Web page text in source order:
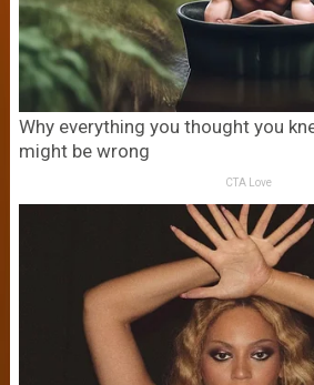
Why everything you thought you
might be wrong
CTA Love